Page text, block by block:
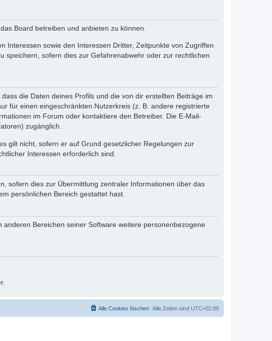
Board betreiben und anbieten zu können.
Interessen sowie den Interessen Dritter, Zeitpunkte von Zugriffen
speichern, sofern dies zur Gefahrenabwehr oder zur rechtlichen
die Daten deines Profils und die von dir erstellten Beiträge im
für einen eingeschränkten Nutzerkreis (z. B. andere registrierte
im Forum oder kontaktiere den Betreiber. Die E-Mail-
zugänglich.
gilt nicht, sofern er auf Grund gesetzlicher Regelungen zur
Interessen erforderlich sind.
sofern dies zur Übermittlung zentraler Informationen über das
persönlichen Bereich gestattet hast.
Bereichen seiner Software weitere personenbezogene
Alle Zeiten sind UTC+02:00
Alle Cookies löschen